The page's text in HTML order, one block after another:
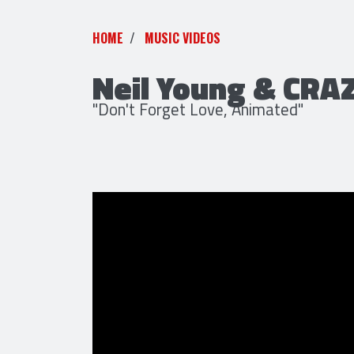
HOME MUSIC VIDEOS
Neil Young &
"Don't Forget Love, Animated"